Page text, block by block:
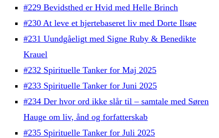
#229 Bevidsthed er Hvid med Helle Brinch
#230 At leve et hjertebaseret liv med Dorte Ilsøe
#231 Uundgåeligt med Signe Ruby & Benedikte
Krauel
#232 Spirituelle Tanker for Maj 2025
#233 Spirituelle Tanker for Juni 2025
#234 Der hvor ord ikke slår til – samtale med Søren
Hauge om liv, ånd og forfatterskab
#235 Spirituelle Tanker for Juli 2025